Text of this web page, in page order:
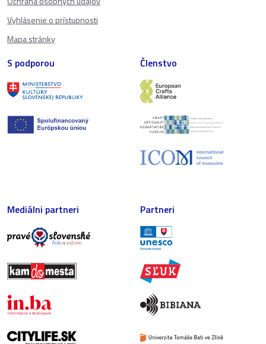
Vyhlásenie o prístupnosti
Mapa stránky
S podporou Členstvo
Mediálni partneri Partneri